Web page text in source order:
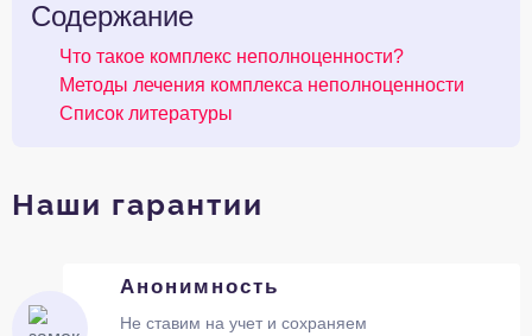
Содержание
Что такое комплекс неполноценности?
Методы лечения комплекса неполноценности
Список литературы
Наши гарантии
Анонимность
Не ставим на учет и сохраняем